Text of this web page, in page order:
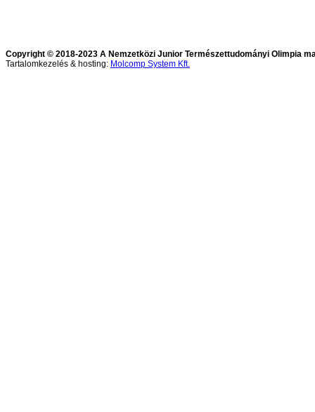
Copyright © 2018-2023 A Nemzetközi Junior Természettudományi Olimpia
Tartalomkezelés & hosting: Molcomp System Kft.